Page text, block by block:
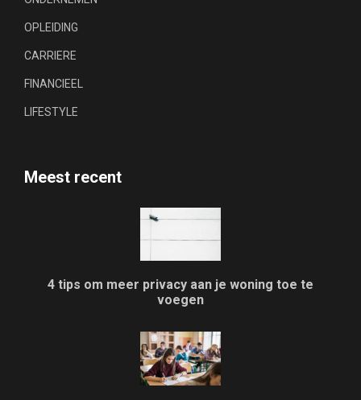
OPLEIDING
CARRIERE
FINANCIEEL
LIFESTYLE
Meest recent
4 tips om meer privacy aan je woning toe te
voegen